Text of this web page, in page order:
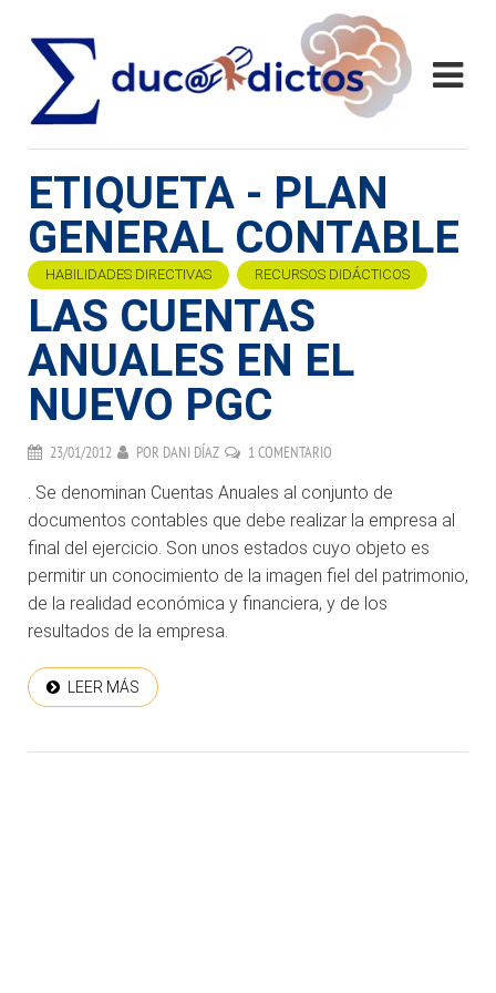
ETIQUETA - PLAN
GENERAL CONTABLE
HABILIDADES DIRECTIVAS RECURSOS DIDÁCTICOS
LAS CUENTAS
ANUALES EN EL
NUEVO PGC
23/01/2012 POR DANI DÍAZ 1 COMENTARIO
. Se denominan Cuentas Anuales al conjunto de
documentos contables que debe realizar la empresa al
final del ejercicio. Son unos estados cuyo objeto es
permitir un conocimiento de la imagen fiel del patrimonio,
de la realidad económica y financiera, y de los
resultados de la empresa.
LEER MÁS